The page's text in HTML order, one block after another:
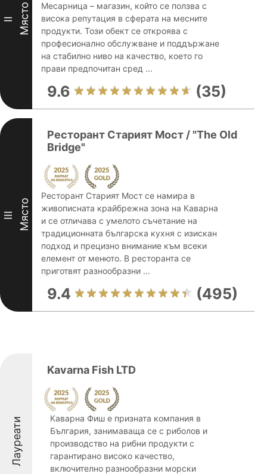
II Място
Месарница – магазин, който се ползва с
висока репутация в сферата на месните
продукти. Този обект се откроява с
професионално обслужване и поддържане
на стабилно ниво на качество, което го
прави предпочитан сред ...
9.6 (35)
III Място
Ресторант Старият Мост / "The Old
Bridge"
Ресторант Старият Мост се намира в
живописната крайбрежна зона на Каварна
и се отличава с умелото съчетание на
традиционната българска кухня с изискан
подход и прецизно внимание към всеки
елемент от менюто. В ресторанта се
приготвят разнообразни ...
9.4 (495)
Лауреати
Kavarna Fish LTD
Каварна Фиш е призната компания в
България, занимаваща се с риболов и
производство на рибни продукти с
гарантирано високо качество,
включително разнообразни морски